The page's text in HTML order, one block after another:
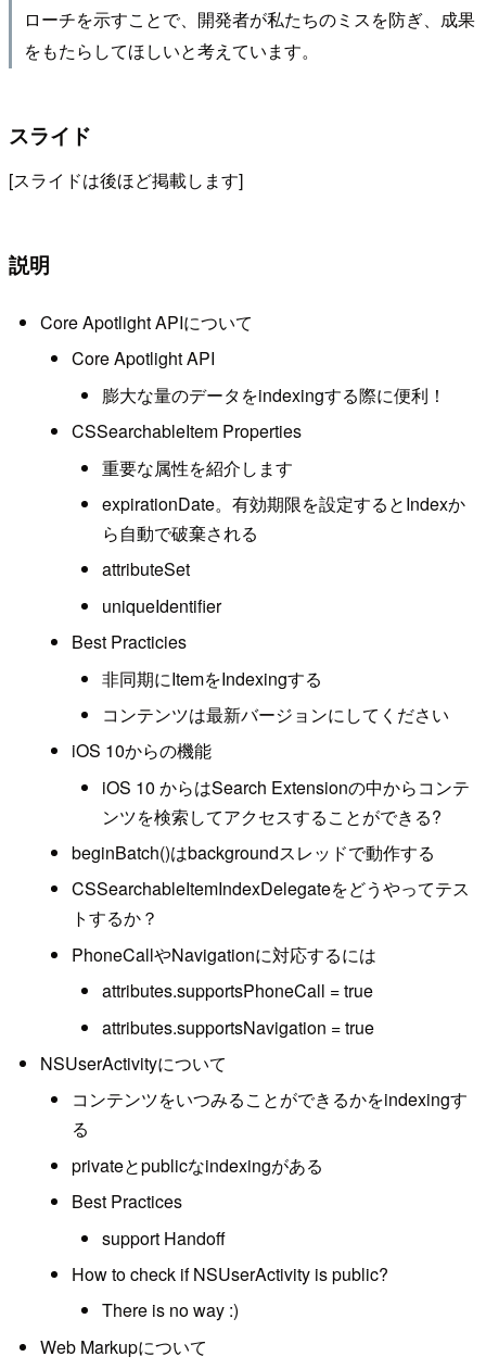
ローチを示すことで、開発者が私たちのミスを防ぎ、成果
をもたらしてほしいと考えています。
スライド
[スライドは後ほど掲載します]
説明
Core Apotlight APIについて
Core Apotlight API
膨大な量のデータをindexingする際に便利！
CSSearchableItem Properties
重要な属性を紹介します
expirationDate。有効期限を設定するとIndexか
ら自動で破棄される
attributeSet
uniqueIdentifier
Best Practicies
非同期にItemをIndexingする
コンテンツは最新バージョンにしてください
iOS 10からの機能
iOS 10 からはSearch Extensionの中からコンテ
ンツを検索してアクセスすることができる?
beginBatch()はbackgroundスレッドで動作する
CSSearchableItemIndexDelegateをどうやってテス
トするか？
PhoneCallやNavigationに対応するには
attributes.supportsPhoneCall = true
attributes.supportsNavigation = true
NSUserActivityについて
コンテンツをいつみることができるかをindexingす
る
privateとpublicなindexingがある
Best Practices
support Handoff
How to check if NSUserActivity is public?
There is no way :)
Web Markupについて